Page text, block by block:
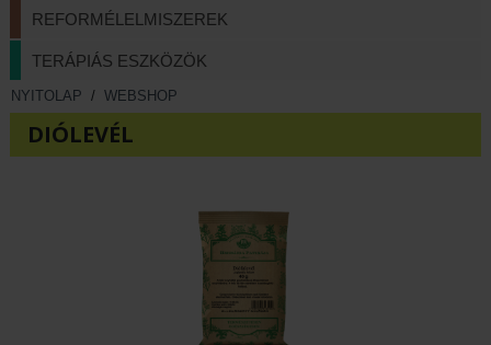
REFORMÉLELMISZEREK
TERÁPIÁS ESZKÖZÖK
NYITOLAP / WEBSHOP
DIÓLEVÉL